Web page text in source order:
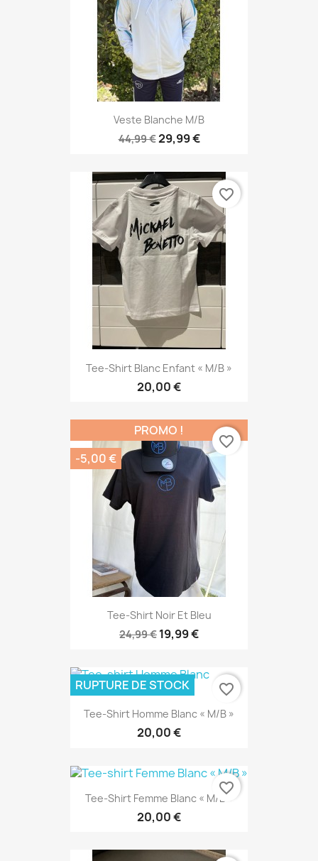
Veste Blanche M/B
44,99 €29,99 €
Tee-Shirt Blanc Enfant « M/B »
20,00 €
favorite_border
Tee-Shirt Noir Et Bleu
24,99 € 19,99 €
PROMO !
-5,00 €
favorite_border
Tee-Shirt Homme Blanc « M/B »
20,00 €
RUPTURE DE STOCK favorite_border
Tee-Shirt Femme Blanc « M/B »
20,00 €
favorite_border